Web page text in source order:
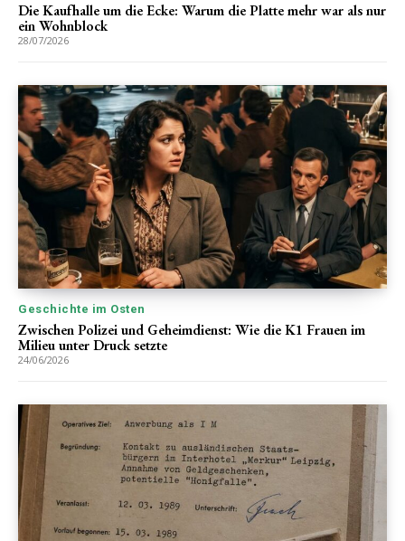
Die Kaufhalle um die Ecke: Warum die Platte mehr war als nur
ein Wohnblock
28/07/2026
Geschichte im Osten
Zwischen Polizei und Geheimdienst: Wie die K1 Frauen im
Milieu unter Druck setzte
24/06/2026